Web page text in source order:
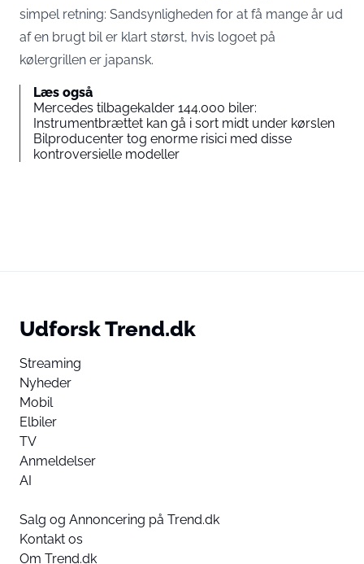
simpel retning: Sandsynligheden for at få mange år ud
af en brugt bil er klart størst, hvis logoet på
kølergrillen er japansk.
Læs også
Mercedes tilbagekalder 144.000 biler:
Instrumentbrættet kan gå i sort midt under kørslen
Bilproducenter tog enorme risici med disse
kontroversielle modeller
Udforsk Trend.dk
Streaming
Nyheder
Mobil
Elbiler
TV
Anmeldelser
AI
Salg og Annoncering på Trend.dk
Kontakt os
Om Trend.dk